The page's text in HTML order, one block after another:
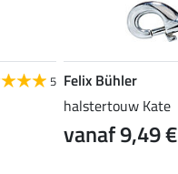
5 Felix Bühler
halstertouw Kate
vanaf 9,49 €